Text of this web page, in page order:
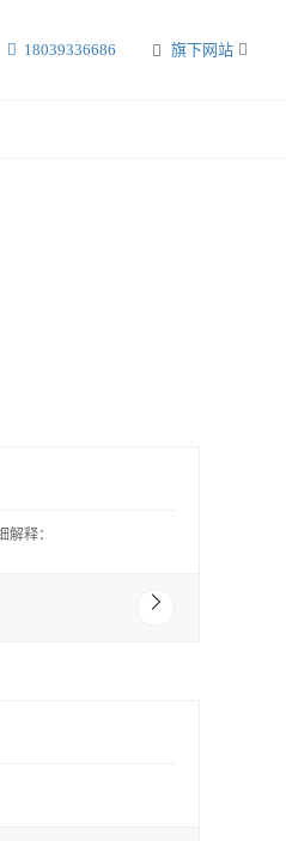
旗下网站
18039336686
释：